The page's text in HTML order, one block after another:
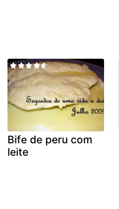
Bife de peru com
leite